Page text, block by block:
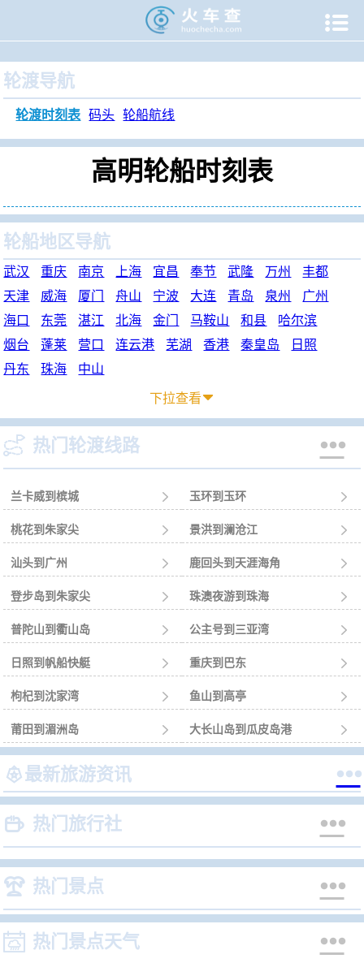

轮渡导航
轮渡时刻表 码头 轮船航线
高明轮船时刻表
轮船地区导航
武汉 重庆 南京 上海 宜昌 奉节 武隆 万州
丰都
天津
威海 厦门 舟山 宁波 大连 青岛 泉州
广州
海口
东莞 湛江 北海 金门 马鞍山 和县
哈尔滨
烟台
蓬莱 营口 连云港 芜湖 香港 秦皇岛
日照
丹东
珠海 中山
下拉查看
 热门轮渡线路 
兰卡威到槟城  玉环到玉环 
桃花到朱家尖  景洪到澜沧江 
汕头到广州  鹿回头到天涯海角 
登步岛到朱家尖  珠澳夜游到珠海 
普陀山到衢山岛  公主号到三亚湾 
日照到帆船快艇  重庆到巴东 
枸杞到沈家湾  鱼山到高亭 
莆田到湄洲岛  大长山岛到瓜皮岛港 
最新旅游资讯 
 热门旅行社 
 热门景点 
 热门景点天气 